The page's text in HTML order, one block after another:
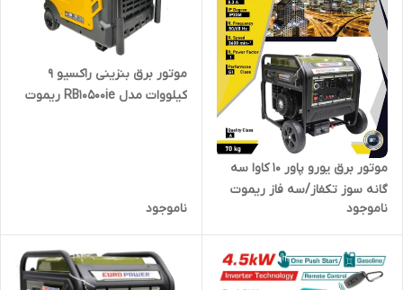
موتور برق یورو پاور 10 کاوا سه‌
گانه‌ سوز تکفاز/سه‌ فاز ریموت‌
LPG-NG
ناموجود
موتور برق بنزینی راکسیو 9
کیلووات مدل RB10500ie ریموت
ناموجود